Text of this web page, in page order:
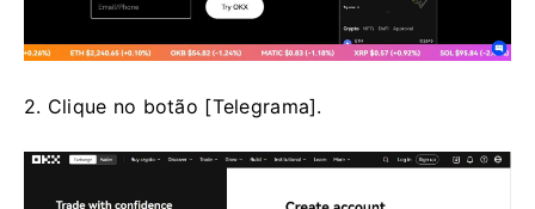
2. Clique no botão [Telegrama].